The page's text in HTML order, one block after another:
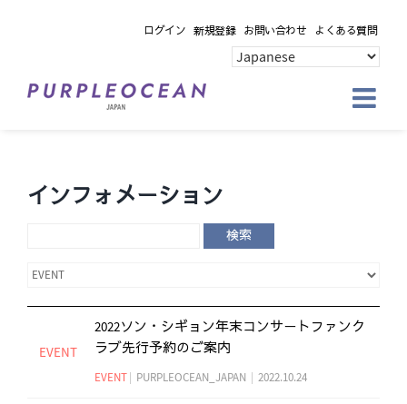
ログイン 新規登録 お問い合わせ よくある質問
インフォメーション
検索
EVENT
2022ソン・シギョン年末コンサートファンク
ラブ先行予約のご案内
EVENT PURPLEOCEAN_JAPAN 2022.10.24